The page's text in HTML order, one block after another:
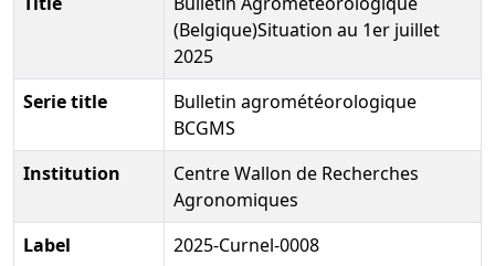
(Belgique)Situation au 1er juillet
2025
Serie title
Bulletin agrométéorologique
BCGMS
Institution
Centre Wallon de Recherches
Agronomiques
Label
2025-Curnel-0008